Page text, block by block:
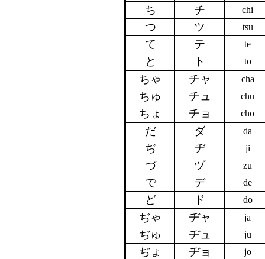
ち チ chi
つ ツ tsu
て テ te
と ト to
ちゃ チャ cha
ちゅ チュ chu
ちょ チョ cho
だ ダ da
ぢ ヂ ji
づ ヅ zu
で デ de
ど ド do
ぢゃ ヂャ ja
ぢゅ ヂュ ju
ぢょ ヂョ jo